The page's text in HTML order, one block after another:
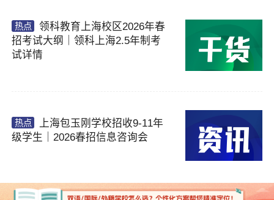
热点
领科教育上海校区2026年春
招考试大纲｜领科上海2.5年制考
试详情
热点
上海包玉刚学校招收9-11年
级学生｜2026春招信息咨询会